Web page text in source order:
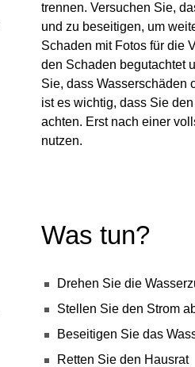
trennen. Versuchen Sie,
und zu beseitigen, um
Schaden mit Fotos für die
den Schaden begutachtet
Sie, dass Wasserschäden
ist es wichtig, dass Sie
achten. Erst nach einer
nutzen.
Was tun?
Drehen Sie die
Stellen Sie den Strom
Beseitigen Sie das
Retten Sie den Hausrat